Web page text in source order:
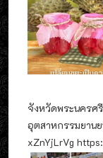
จังหวัดพระนครศ
อุตสาหกรรมยาน
xZnYjLrVg